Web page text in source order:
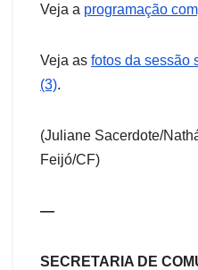
Veja a programação
Veja as fotos da sessão
(3).
(Juliane Sacerdote/
Feijó/CF)
—
SECRETARIA DE